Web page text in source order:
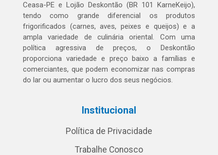
Ceasa-PE e Lojão Deskontão (BR 101 KarneKeijo),
tendo como grande diferencial os produtos
frigorificados (carnes, aves, peixes e queijos) e a
ampla variedade de culinária oriental. Com uma
política agressiva de preços, o Deskontão
proporciona variedade e preço baixo a famílias e
comerciantes, que podem economizar nas compras
do lar ou aumentar o lucro dos seus negócios.
Institucional
Política de Privacidade
Trabalhe Conosco